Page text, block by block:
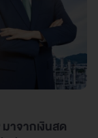
มาจากเงินสด